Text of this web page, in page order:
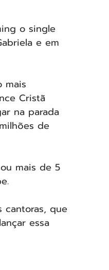
o single
e em
mais
Cristã
na parada
de
mais de 5
cantoras, que
essa